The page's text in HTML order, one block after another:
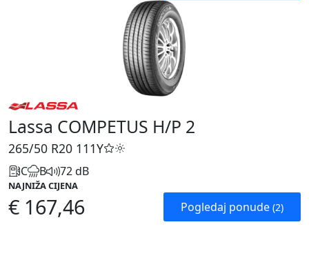
Lassa COMPETUS H/P 2
265/50 R20 111Y
C B 72 dB
NAJNIŽA CIJENA
€ 167,46 Pogledaj ponude (2)